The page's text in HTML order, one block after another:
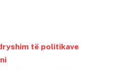
të politikave